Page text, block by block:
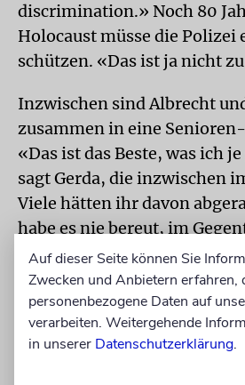
discrimination.» Noch 80
Holocaust müsse die Polizei
schützen. «Das ist ja nicht
Inzwischen sind Albrecht
zusammen in eine
«Das ist das Beste, was ich
sagt Gerda, die inzwischen
Viele hätten ihr davon
habe es nie bereut, im
unternehmen Reisen, waren
2022sogar mit Schülernauf
Israel. Demnächst wollen
machen. Es fühle sich toll
und ihrer Familie zu
Auf dieser Seite können Sie
Zwecken und Anbietern erfahren,
personenbezogene Daten auf
verarbeiten. Weitergehende
in unserer Datenschutzerklärung.